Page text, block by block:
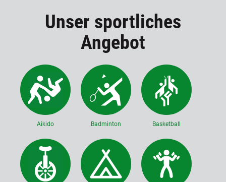
Unser sportliches
Angebot
Aikido Badminton Basketball